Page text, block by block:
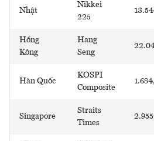
Nhật
Nikkei
225
Hồng
Kông
Hang
Seng
Hàn Quốc
KOSPI
Composite
Singapore
Straits
Times